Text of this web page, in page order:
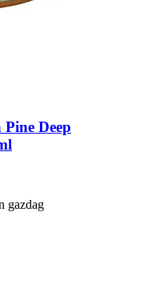
Deep
gazdag